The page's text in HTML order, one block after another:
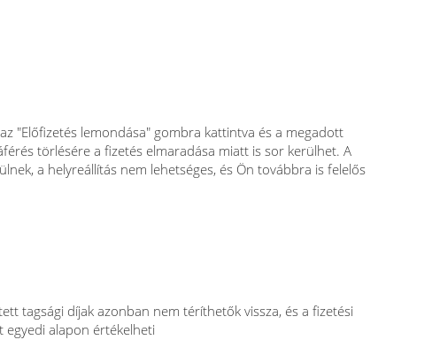
"Előfizetés lemondása" gombra kattintva és a megadott
törlésére a fizetés elmaradása miatt is sor kerülhet. A
a helyreállítás nem lehetséges, és Ön továbbra is felelős
tagsági díjak azonban nem téríthetők vissza, és a fizetési
egyedi alapon értékelheti